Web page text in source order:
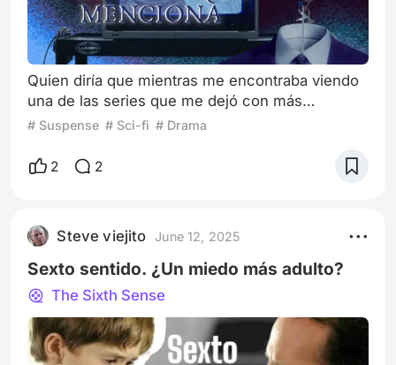
Quien diría que mientras me encontraba viendo
una de las series que me dejó con más
preguntas que respuestas, aparecería en uno de
leyendo en ese mismo lapso de tiempo. Póster
dio el destino para que compartiera con el
mundo mi opinión acerca de estas dos historias,
qu
# Suspense # Sci-fi # Drama
2 2
Steve viejito June 12, 2025
Sexto sentido. ¿Un miedo más adulto?
The Sixth Sense